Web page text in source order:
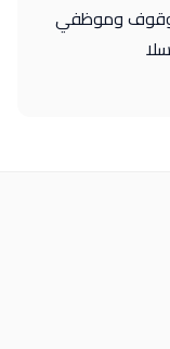
موقوف وموظفي